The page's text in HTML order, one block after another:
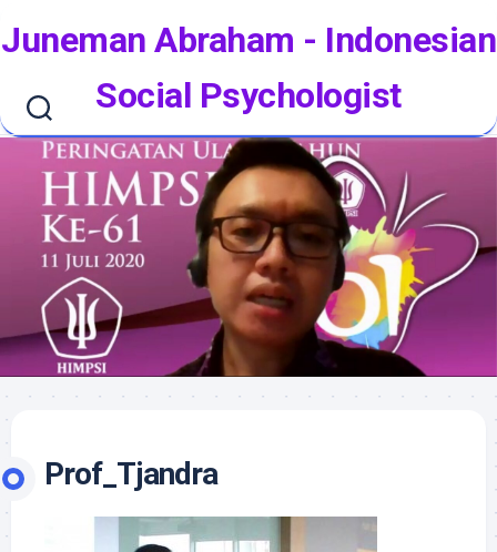
Juneman Abraham - Indonesian
Social Psychologist
Prof_Tjandra